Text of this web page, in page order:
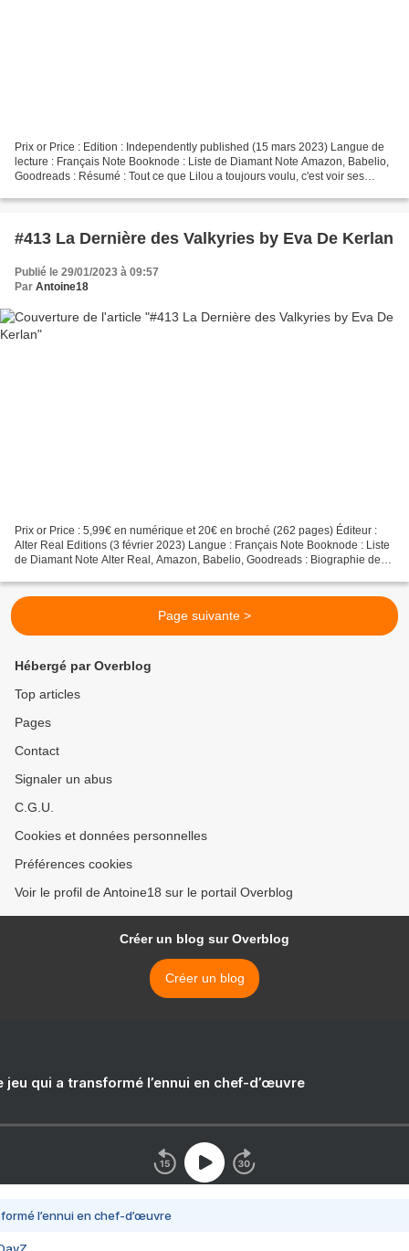
Prix or Price : Edition : Independently published (15 mars 2023) Langue de
lecture : Français Note Booknode : Liste de Diamant Note Amazon, Babelio,
Goodreads : Résumé : Tout ce que Lilou a toujours voulu, c'est voir ses
#413 La Dernière des Valkyries by Eva De Kerlan
Publié le 29/01/2023 à 09:57
Par Antoine18
Prix or Price : 5,99€ en numérique et 20€ en broché (262 pages) Éditeur :
Alter Real Editions (3 février 2023) Langue : Français Note Booknode : Liste
de Diamant Note Alter Real, Amazon, Babelio, Goodreads : Biographie de
Page suivante >
Hébergé par Overblog
Top articles
Pages
Contact
Signaler un abus
C.G.U.
Cookies et données personnelles
Préférences cookies
Voir le profil de Antoine18 sur le portail Overblog
Créer un blog sur Overblog
Créer un blog
jeu qui a transformé l’ennui en chef-d’œuvre
l’ennui en chef-d’œuvre